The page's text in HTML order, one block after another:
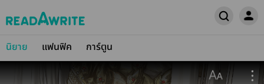
นิยาย แฟนฟิค การ์ตูน